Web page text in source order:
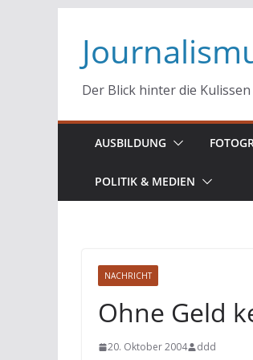
Inhalt
springen
Der Blick hinter die
AUSBILDUNG
POLITIK & MEDIEN
NACHRICHT
Ohne Geld
20. Oktober 2004 ddd